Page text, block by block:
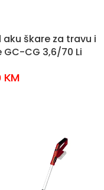
aku škare za travu i
GC-CG 3,6/70 Li
KM